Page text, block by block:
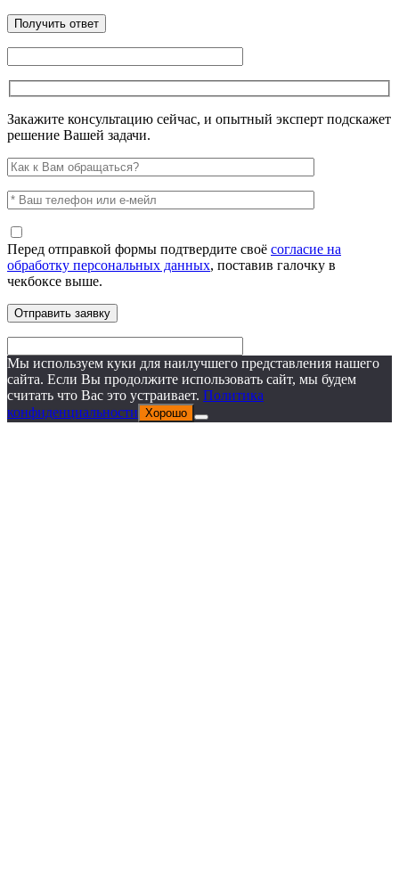
Закажите консультацию сейчас, и опытный эксперт подскажет
решение Вашей задачи.
Перед отправкой формы подтвердите своё согласие на
обработку персональных данных, поставив галочку в
чекбоксе выше.
Мы используем куки для наилучшего представления нашего
сайта. Если Вы продолжите использовать сайт, мы будем
считать что Вас это устраивает. Политика
конфиденциальности Хорошо